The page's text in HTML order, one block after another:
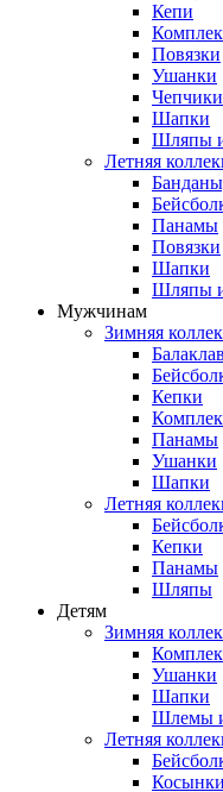
Кепи
Повязки
Ушанки
Чепчики
Шапки
Шляпы
Летняя
Панамы
Повязки
Шапки
Шляпы
Мужчинам
Зимняя
Кепки
Панамы
Ушанки
Шапки
Летняя
Кепки
Панамы
Шляпы
Детям
Зимняя
Ушанки
Шапки
Шлемы
Летняя